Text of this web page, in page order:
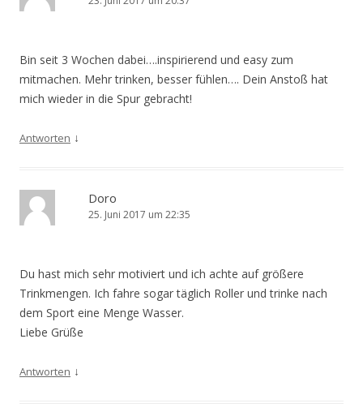
Bin seit 3 Wochen dabei….inspirierend und easy zum
mitmachen. Mehr trinken, besser fühlen…. Dein Anstoß hat
mich wieder in die Spur gebracht!
Antworten ↓
Doro
25. Juni 2017 um 22:35
Du hast mich sehr motiviert und ich achte auf größere
Trinkmengen. Ich fahre sogar täglich Roller und trinke nach
dem Sport eine Menge Wasser.
Liebe Grüße
Antworten ↓